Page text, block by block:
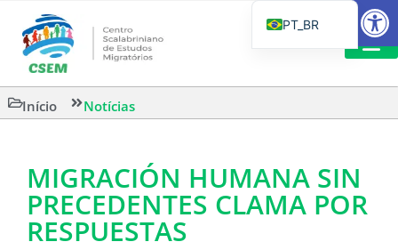
Início Notícias
MIGRACIÓN HUMANA SIN
PRECEDENTES CLAMA POR
RESPUESTAS
PT_BR
IT